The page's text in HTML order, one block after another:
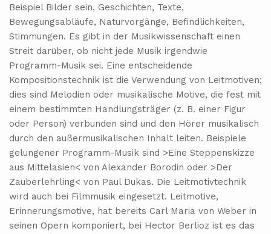
Beispiel Bilder sein, Geschichten, Texte,
Bewegungsabläufe, Naturvorgänge, Befindlichkeiten,
Stimmungen. Es gibt in der Musikwissenschaft einen
Streit darüber, ob nicht jede Musik irgendwie
Programm-Musik sei. Eine entscheidende
Kompositionstechnik ist die Verwendung von Leitmotiven;
dies sind Melodien oder musikalische Motive, die fest mit
einem bestimmten Handlungsträger (z. B. einer Figur
oder Person) verbunden sind und den Hörer musikalisch
durch den außermusikalischen Inhalt leiten. Beispiele
gelungener Programm-Musik sind >Eine Steppenskizze
aus Mittelasien< von Alexander Borodin oder >Der
Zauberlehrling< von Paul Dukas. Die Leitmotivtechnik
wird auch bei Filmmusik eingesetzt. Leitmotive,
Erinnerungsmotive, hat bereits Carl Maria von Weber in
seinen Opern komponiert, bei Hector Berlioz ist es das